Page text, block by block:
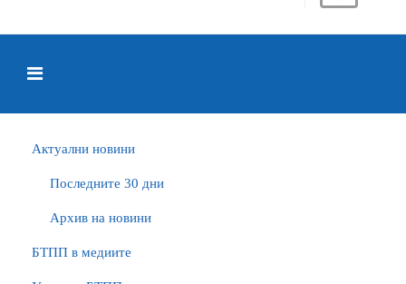
Актуални новини
Последните 30 дни
Архив на новини
БTПП в медиите